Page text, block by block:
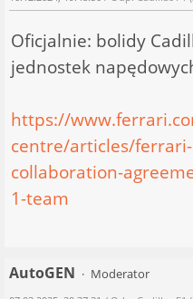
Oficjalnie: bolidy
jednostek
https://
centre/articles/
collaboration-
1-team
AutoGEN
Moderator